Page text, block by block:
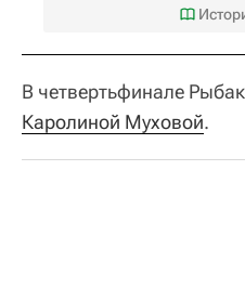
В четвертьфинале
Каролиной Муховой.